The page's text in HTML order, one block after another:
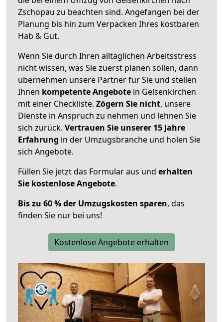
Zschopau zu beachten sind. Angefangen bei der
Planung bis hin zum Verpacken Ihres kostbaren
Hab & Gut.
Wenn Sie durch Ihren alltäglichen Arbeitsstress
nicht wissen, was Sie zuerst planen sollen, dann
übernehmen unsere Partner für Sie und stellen
Ihnen kompetente Angebote in Gelsenkirchen
mit einer Checkliste. Zögern Sie nicht, unsere
Dienste in Anspruch zu nehmen und lehnen Sie
sich zurück. Vertrauen Sie unserer 15 Jahre
Erfahrung in der Umzugsbranche und holen Sie
sich Angebote.
Füllen Sie jetzt das Formular aus und erhalten
Sie kostenlose Angebote.
Bis zu 60 % der Umzugskosten sparen, das
finden Sie nur bei uns!
Kostenlose Angebote erhalten